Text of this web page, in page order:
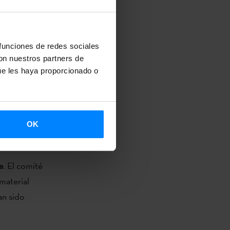
de redes sociales
nuestros partners de
les haya proporcionado o
OK
en Ruta
de un
está
, tiene
de
. El comité
sido